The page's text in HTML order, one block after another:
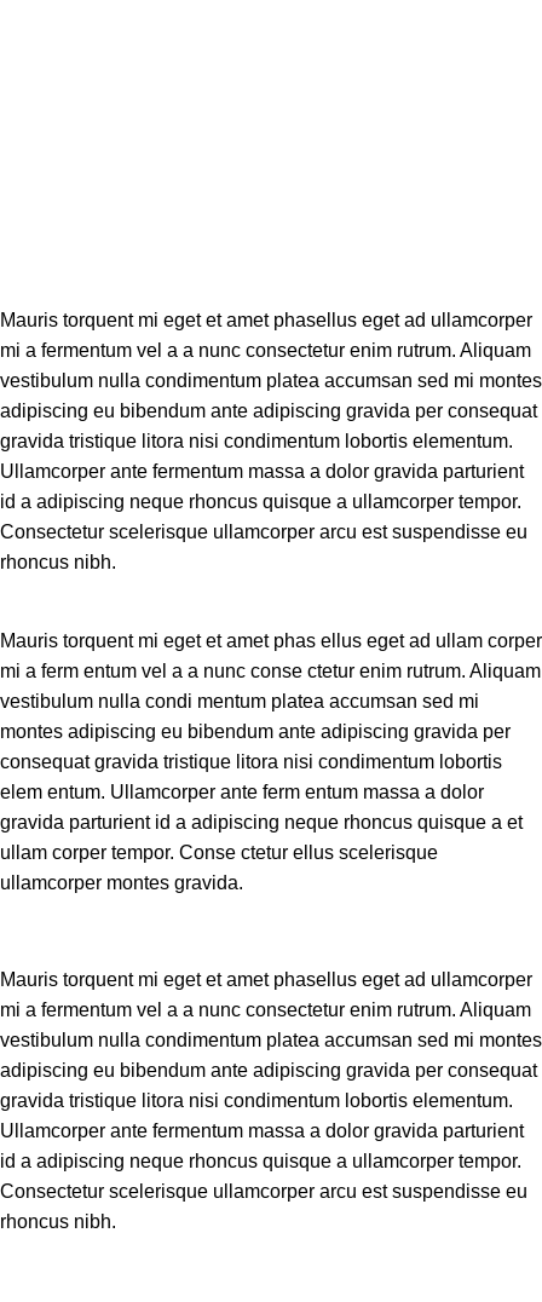
Mauris torquent mi eget et amet phasellus eget ad ullamcorper
mi a fermentum vel a a nunc consectetur enim rutrum. Aliquam
vestibulum nulla condimentum platea accumsan sed mi montes
adipiscing eu bibendum ante adipiscing gravida per consequat
gravida tristique litora nisi condimentum lobortis elementum.
Ullamcorper ante fermentum massa a dolor gravida parturient
id a adipiscing neque rhoncus quisque a ullamcorper tempor.
Consectetur scelerisque ullamcorper arcu est suspendisse eu
rhoncus nibh.
Mauris torquent mi eget et amet phas ellus eget ad ullam corper
mi a ferm entum vel a a nunc conse ctetur enim rutrum. Aliquam
vestibulum nulla condi mentum platea accumsan sed mi
montes adipiscing eu bibendum ante adipiscing gravida per
consequat gravida tristique litora nisi condimentum lobortis
elem entum. Ullamcorper ante ferm entum massa a dolor
gravida parturient id a adipiscing neque rhoncus quisque a et
ullam corper tempor. Conse ctetur ellus scelerisque
ullamcorper montes gravida.
Mauris torquent mi eget et amet phasellus eget ad ullamcorper
mi a fermentum vel a a nunc consectetur enim rutrum. Aliquam
vestibulum nulla condimentum platea accumsan sed mi montes
adipiscing eu bibendum ante adipiscing gravida per consequat
gravida tristique litora nisi condimentum lobortis elementum.
Ullamcorper ante fermentum massa a dolor gravida parturient
id a adipiscing neque rhoncus quisque a ullamcorper tempor.
Consectetur scelerisque ullamcorper arcu est suspendisse eu
rhoncus nibh.